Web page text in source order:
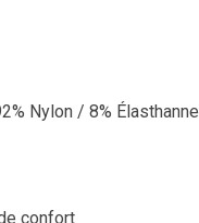
Nylon / 8% Élasthanne
confort